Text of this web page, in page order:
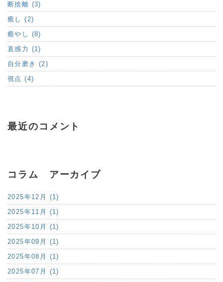
断捨離 (3)
癒し (2)
癒やし (8)
直感力 (1)
自分磨き (2)
視点 (4)
最近のコメント
コラム アーカイブ
2025年12月 (1)
2025年11月 (1)
2025年10月 (1)
2025年09月 (1)
2025年08月 (1)
2025年07月 (1)